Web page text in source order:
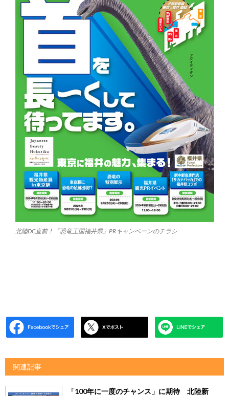
北陸DC直前！「恐竜王国福井県」PRキャンペーンのチラシ
関連記事
「100年に一度のチャンス」に期待 北陸新